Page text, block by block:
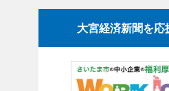
大宮経済新聞を応